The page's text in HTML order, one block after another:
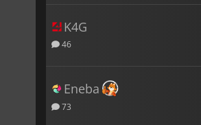
K4G
46
Eneba
73